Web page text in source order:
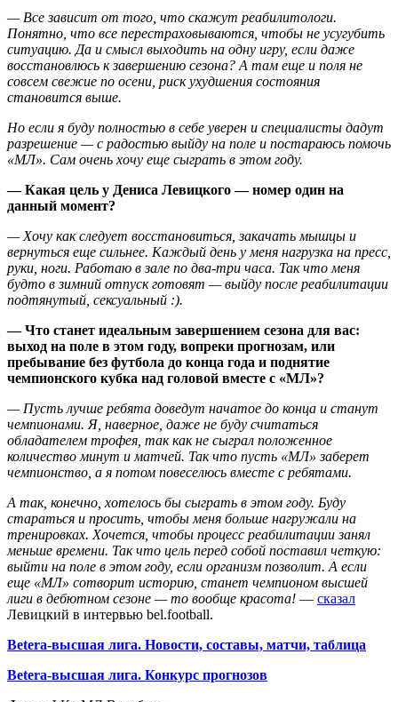
— Все зависит от того, что скажут реабилитологи.
Понятно, что все перестраховываются, чтобы не усугубить
ситуацию. Да и смысл выходить на одну игру, если даже
восстановлюсь к завершению сезона? А там еще и поля не
совсем свежие по осени, риск ухудшения состояния
становится выше.
Но если я буду полностью в себе уверен и специалисты дадут
разрешение — с радостью выйду на поле и постараюсь помочь
«МЛ». Сам очень хочу еще сыграть в этом году.
— Какая цель у Дениса Левицкого — номер один на
данный момент?
— Хочу как следует восстановиться, закачать мышцы и
вернуться еще сильнее. Каждый день у меня нагрузка на пресс,
руки, ноги. Работаю в зале по два-три часа. Так что меня
будто в зимний отпуск готовят — выйду после реабилитации
подтянутый, сексуальный :).
— Что станет идеальным завершением сезона для вас:
выход на поле в этом году, вопреки прогнозам, или
пребывание без футбола до конца года и поднятие
чемпионского кубка над головой вместе с «МЛ»?
— Пусть лучше ребята доведут начатое до конца и станут
чемпионами. Я, наверное, даже не буду считаться
обладателем трофея, так как не сыграл положенное
количество минут и матчей. Так что пусть «МЛ» заберет
чемпионство, а я потом повеселюсь вместе с ребятами.
А так, конечно, хотелось бы сыграть в этом году. Буду
стараться и просить, чтобы меня больше нагружали на
тренировках. Хочется, чтобы процесс реабилитации занял
меньше времени. Так что цель перед собой поставил четкую:
выйти на поле в этом году, если организм позволит. А если
еще «МЛ» сотворит историю, станет чемпионом высшей
лиги в дебютном сезоне — то вообще красота! — сказал
Левицкий в интервью bel.football.
Betera-высшая лига. Новости, составы, матчи, таблица
Betera-высшая лига. Конкурс прогнозов